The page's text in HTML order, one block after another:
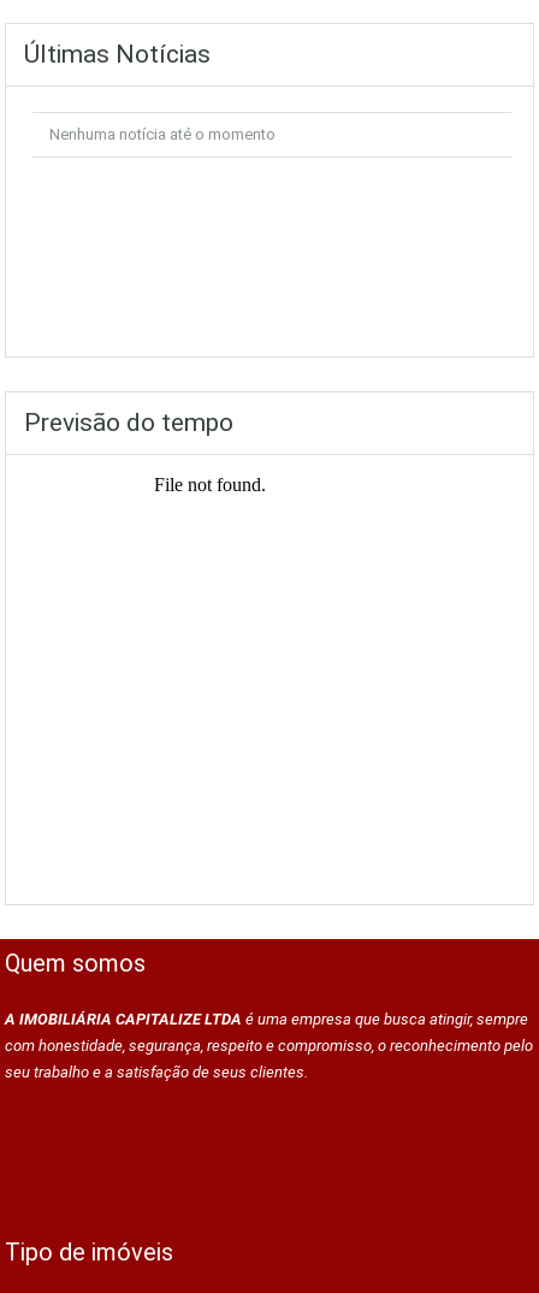
Últimas Notícias
Nenhuma notícia até o momento
Previsão do tempo
Quem somos
A IMOBILIÁRIA CAPITALIZE LTDA é uma empresa que busca atingir, sempre
com honestidade, segurança, respeito e compromisso, o reconhecimento pelo
seu trabalho e a satisfação de seus clientes.
Tipo de imóveis